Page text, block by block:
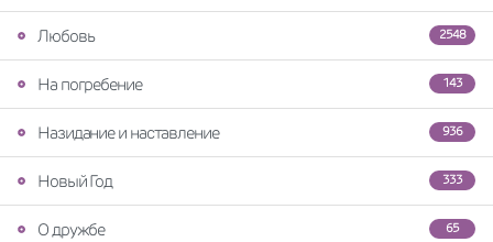
2548
Любовь
143
На погребение
936
Назидание и наставление
333
Новый Год
65
О дружбе